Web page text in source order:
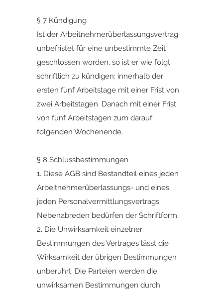
§ 7 Kündigung
Ist der Arbeitnehmerüberlassungsvertrag
unbefristet für eine unbestimmte Zeit
geschlossen worden, so ist er wie folgt
schriftlich zu kündigen: innerhalb der
ersten fünf Arbeitstage mit einer Frist von
zwei Arbeitstagen. Danach mit einer Frist
von fünf Arbeitstagen zum darauf
folgenden Wochenende.
§ 8 Schlussbestimmungen
1. Diese AGB sind Bestandteil eines jeden
Arbeitnehmerüberlassungs- und eines
jeden Personalvermittlungsvertrags.
Nebenabreden bedürfen der Schriftform.
2. Die Unwirksamkeit einzelner
Bestimmungen des Vertrages lässt die
Wirksamkeit der übrigen Bestimmungen
unberührt. Die Parteien werden die
unwirksamen Bestimmungen durch